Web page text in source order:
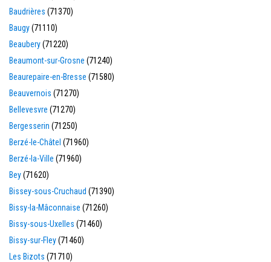
Baudrières (71370)
Baugy(71110)
Beaubery(71220)
Beaumont-sur-Grosne (71240)
Beaurepaire-en-Bresse (71580)
Beauvernois (71270)
Bellevesvre (71270)
Bergesserin (71250)
Berzé-le-Châtel (71960)
Berzé-la-Ville (71960)
Bey(71620)
Bissey-sous-Cruchaud (71390)
Bissy-la-Mâconnaise (71260)
Bissy-sous-Uxelles (71460)
Bissy-sur-Fley(71460)
Les Bizots (71710)